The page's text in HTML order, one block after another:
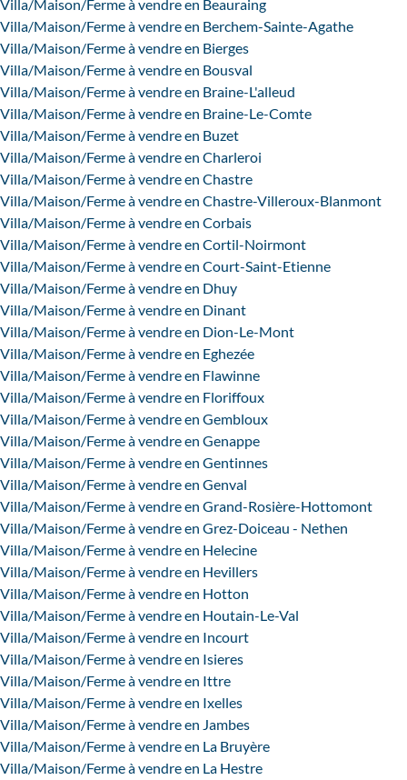
Villa/Maison/Ferme à vendre en Beauraing
Villa/Maison/Ferme à vendre en Berchem-Sainte-Agathe
Villa/Maison/Ferme à vendre en Bierges
Villa/Maison/Ferme à vendre en Bousval
Villa/Maison/Ferme à vendre en Braine-L'alleud
Villa/Maison/Ferme à vendre en Braine-Le-Comte
Villa/Maison/Ferme à vendre en Buzet
Villa/Maison/Ferme à vendre en Charleroi
Villa/Maison/Ferme à vendre en Chastre
Villa/Maison/Ferme à vendre en Chastre-Villeroux-Blanmont
Villa/Maison/Ferme à vendre en Corbais
Villa/Maison/Ferme à vendre en Cortil-Noirmont
Villa/Maison/Ferme à vendre en Court-Saint-Etienne
Villa/Maison/Ferme à vendre en Dhuy
Villa/Maison/Ferme à vendre en Dinant
Villa/Maison/Ferme à vendre en Dion-Le-Mont
Villa/Maison/Ferme à vendre en Eghezée
Villa/Maison/Ferme à vendre en Flawinne
Villa/Maison/Ferme à vendre en Floriffoux
Villa/Maison/Ferme à vendre en Gembloux
Villa/Maison/Ferme à vendre en Genappe
Villa/Maison/Ferme à vendre en Gentinnes
Villa/Maison/Ferme à vendre en Genval
Villa/Maison/Ferme à vendre en Grand-Rosière-Hottomont
Villa/Maison/Ferme à vendre en Grez-Doiceau - Nethen
Villa/Maison/Ferme à vendre en Helecine
Villa/Maison/Ferme à vendre en Hevillers
Villa/Maison/Ferme à vendre en Hotton
Villa/Maison/Ferme à vendre en Houtain-Le-Val
Villa/Maison/Ferme à vendre en Incourt
Villa/Maison/Ferme à vendre en Isieres
Villa/Maison/Ferme à vendre en Ittre
Villa/Maison/Ferme à vendre en Ixelles
Villa/Maison/Ferme à vendre en Jambes
Villa/Maison/Ferme à vendre en La Bruyère
Villa/Maison/Ferme à vendre en La Hestre